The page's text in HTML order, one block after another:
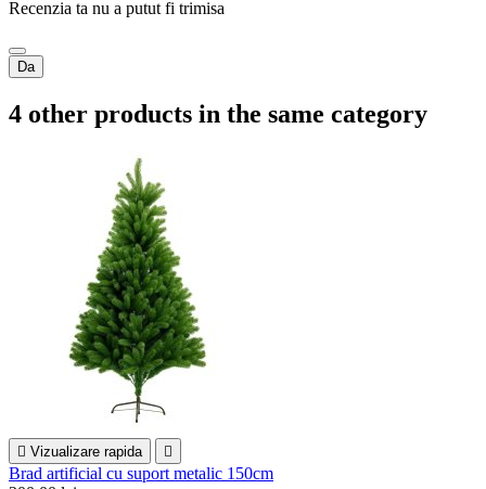
Recenzia ta nu a putut fi trimisa
Da
4 other products in the same category
 Vizualizare rapida 
Brad artificial cu suport metalic 150cm